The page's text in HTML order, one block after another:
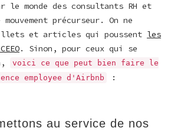
le monde des consultants RH et
mouvement précurseur. On ne
et articles qui poussent les
. Sinon, pour ceux qui se
voici ce que peut bien faire le
employee d'Airbnb
:
au service de nos